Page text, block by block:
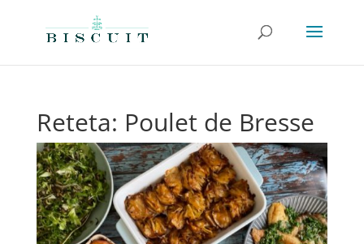
Reteta: Poulet de Bresse